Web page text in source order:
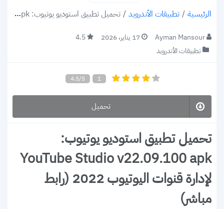
الرئيسية / تطبيقات الأندرويد / تحميل تطبيق استوديو يوتيوب: YouTube Studio v22.09.100 apk لإدارة قنوات اليوتيوب 2022 (رابط مباشر)
Ayman Mansour 17 يناير، 2026
4.5
تطبيقات الأندرويد
4.5/5 1
تحميل
تحميل تطبيق استوديو يوتيوب:
YouTube Studio v22.09.100 apk
لإدارة قنوات اليوتيوب 2022 (رابط
مباشر)